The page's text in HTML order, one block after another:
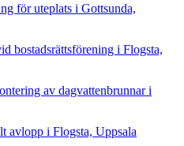
för uteplats i Gottsunda,
bostadsrättsförening i Flogsta,
av dagvattenbrunnar i
avlopp i Flogsta, Uppsala